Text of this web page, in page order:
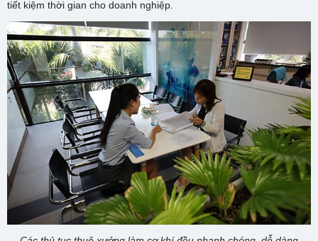
tiết kiệm thời gian cho doanh nghiệp.